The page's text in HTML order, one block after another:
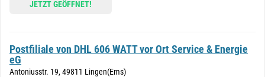
JETZT GEÖFFNET!
Postfiliale von DHL 606 WATT vor Ort Service & Energie
eG
Antoniusstr. 19, 49811 Lingen(Ems)